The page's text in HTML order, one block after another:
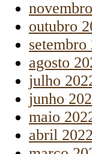
outubro
setembro
agosto
julho
junho
maio
abril 2022